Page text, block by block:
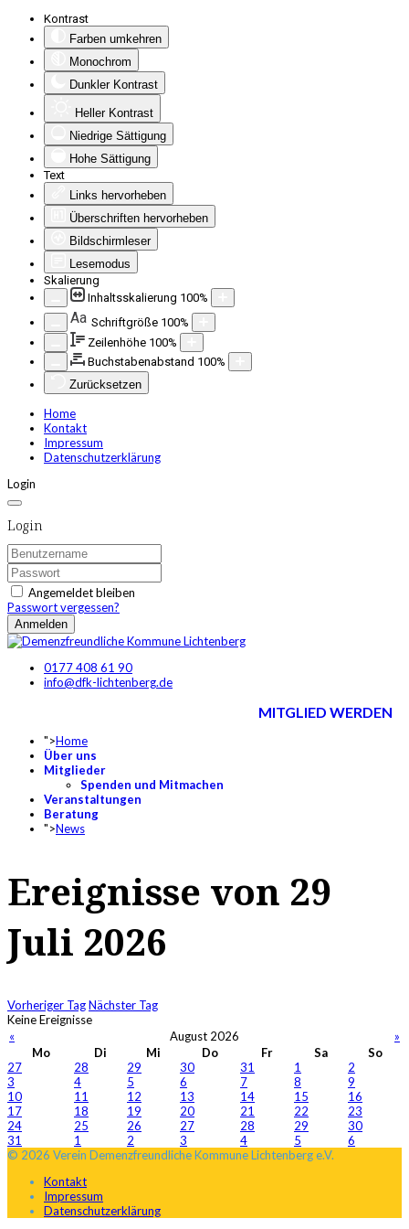
Kontrast
Farben umkehren
Monochrom
Dunkler Kontrast
Heller Kontrast
Niedrige Sättigung
Hohe Sättigung
Text
Links hervorheben
Überschriften hervorheben
Bildschirmleser
Lesemodus
Skalierung
Inhaltsskalierung 100%
Aa Schriftgröße 100%
Zeilenhöhe 100%
Buchstabenabstand 100%
Zurücksetzen
Home
Kontakt
Impressum
Datenschutzerklärung
Login
Login
Angemeldet bleiben
Passwort vergessen?
Anmelden
0177 408 61 90
info@dfk-lichtenberg.de
MITGLIED WERDEN
">Home
Über uns
Mitglieder
Spenden und Mitmachen
Veranstaltungen
Beratung
">News
Ereignisse von 29
Juli 2026
Vorheriger TagNächster Tag
Keine Ereignisse
«
August 2026
»
Mo
Di Mi Do Fr Sa
So
27
28 29 30 31 1
2
3
4 5 6 7 8
9
10
11 12 13 14 15
16
17
18 19 20 21 22
23
24
25 26 27 28 29
30
31
1 2 3 4 5
6
© 2026 Verein Demenzfreundliche Kommune Lichtenberg e.V.
Kontakt
Impressum
Datenschutzerklärung